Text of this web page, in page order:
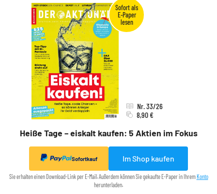
Heiße Tage – eiskalt kaufen: 5 Aktien im Fokus
Nr. 33/26
8,90 €
Sofortkauf Im Shop kaufen
Sie erhalten einen Download-Link per E-Mail. Außerdem können Sie gekaufte E-Paper in Ihrem Konto
herunterladen.